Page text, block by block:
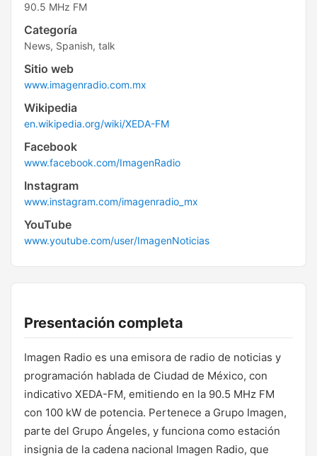
90.5 MHz FM
Categoría
News, Spanish, talk
Sitio web
www.imagenradio.com.mx
Wikipedia
en.wikipedia.org/wiki/XEDA-FM
Facebook
www.facebook.com/ImagenRadio
Instagram
www.instagram.com/imagenradio_mx
YouTube
www.youtube.com/user/ImagenNoticias
Presentación completa
Imagen Radio es una emisora de radio de noticias y
programación hablada de Ciudad de México, con
indicativo XEDA-FM, emitiendo en la 90.5 MHz FM
con 100 kW de potencia. Pertenece a Grupo Imagen,
parte del Grupo Ángeles, y funciona como estación
insignia de la cadena nacional Imagen Radio, que